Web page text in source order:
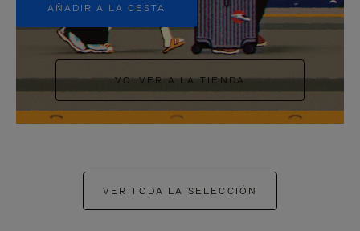
AÑADIR A LA CESTA
VOLVER A LA TIENDA
VER TODA LA SELECCIÓN